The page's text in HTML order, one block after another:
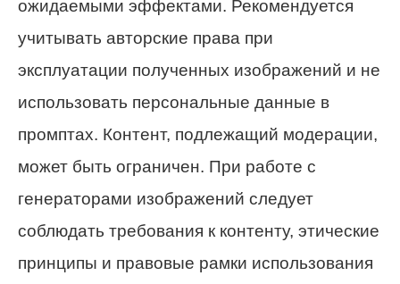
ожидаемыми эффектами. Рекомендуется
учитывать авторские права при
эксплуатации полученных изображений и не
использовать персональные данные в
промптах. Контент, подлежащий модерации,
может быть ограничен. При работе с
генераторами изображений следует
соблюдать требования к контенту, этические
принципы и правовые рамки использования